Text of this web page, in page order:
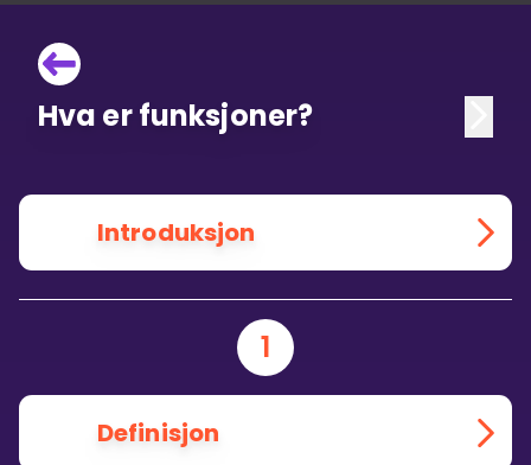
Hva er funksjoner?
Introduksjon
1
Definisjon